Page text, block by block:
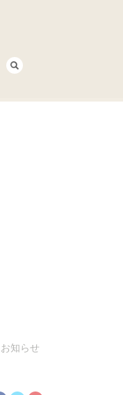
お知らせ